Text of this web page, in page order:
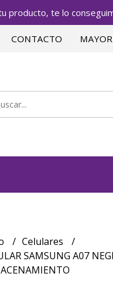
producto, te lo
CONTACTO
Celulares
SAMSUNG A07